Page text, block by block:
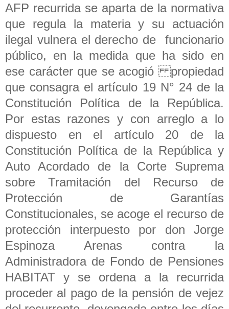
AFP recurrida se aparta de la normativa
que regula la materia y su actuación
ilegal vulnera el derecho de funcionario
público, en la medida que ha sido en
ese carácter que se acogió propiedad
que consagra el artículo 19 N° 24 de la
Constitución Política de la República.
Por estas razones y con arreglo a lo
dispuesto en el artículo 20 de la
Constitución Política de la República y
Auto Acordado de la Corte Suprema
sobre Tramitación del Recurso de
Protección de Garantías
Constitucionales, se acoge el recurso de
protección interpuesto por don Jorge
Espinoza Arenas contra la
Administradora de Fondo de Pensiones
HABITAT y se ordena a la recurrida
proceder al pago de la pensión de vejez